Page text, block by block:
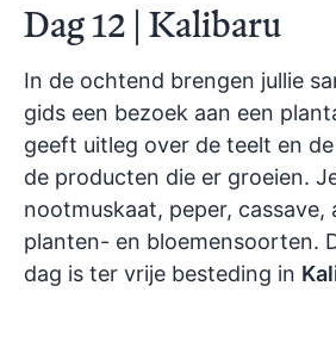
Dag 12 | Kalibaru
In de ochtend brengen jullie
gids een bezoek aan een
geeft uitleg over de teelt en
de producten die er groeien.
nootmuskaat, peper, cassave,
planten- en bloemensoorten.
dag is ter vrije besteding in